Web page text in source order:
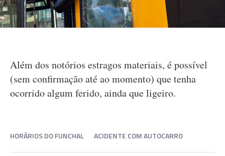
Além dos notórios estragos materiais, é possível
(sem confirmação até ao momento) que tenha
ocorrido algum ferido, ainda que ligeiro.
HORÁRIOS DO FUNCHAL ACIDENTE COM AUTOCARRO